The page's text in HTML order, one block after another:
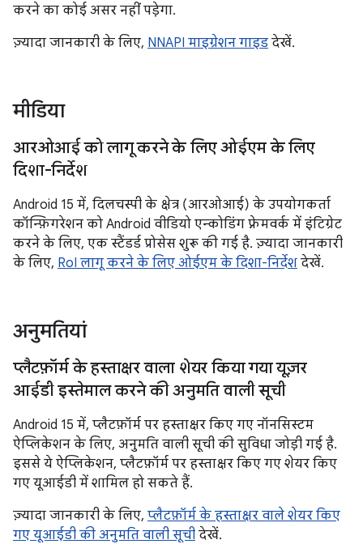
करने का कोई असर नहीं पड़ेगा.
ज़्यादा जानकारी के लिए, NNAPI माइग्रेशन गाइड देखें.
मीडिया
आरओआई को लागू करने के लिए ओईएम के लिए
दिशा-निर्देश
Android 15 में, दिलचस्पी के क्षेत्र (आरओआई) के उपयोगकर्ता
कॉन्फ़िगरेशन को Android वीडियो एन्कोडिंग फ़्रेमवर्क में इंटिग्रेट
करने के लिए, एक स्टैंडर्ड प्रोसेस शुरू की गई है. ज़्यादा जानकारी
के लिए, RoI लागू करने के लिए ओईएम के दिशा-निर्देश देखें.
अनुमतियां
प्लैटफ़ॉर्म के हस्ताक्षर वाला शेयर किया गया यूज़र
आईडी इस्तेमाल करने की अनुमति वाली सूची
Android 15 में, प्लैटफ़ॉर्म पर हस्ताक्षर किए गए नॉनसिस्टम
ऐप्लिकेशन के लिए, अनुमति वाली सूची की सुविधा जोड़ी गई है.
इससे ये ऐप्लिकेशन, प्लैटफ़ॉर्म पर हस्ताक्षर किए गए शेयर किए
गए यूआईडी में शामिल हो सकते हैं.
ज़्यादा जानकारी के लिए, प्लैटफ़ॉर्म के हस्ताक्षर वाले शेयर किए
गए यूआईडी की अनुमति वाली सूची देखें.